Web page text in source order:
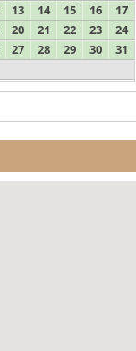
13 14 15 16
17
20 21 22 23
24
27 28 29 30 31